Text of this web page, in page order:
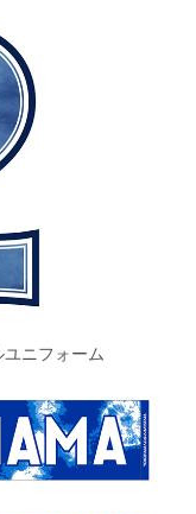
ニフォーム